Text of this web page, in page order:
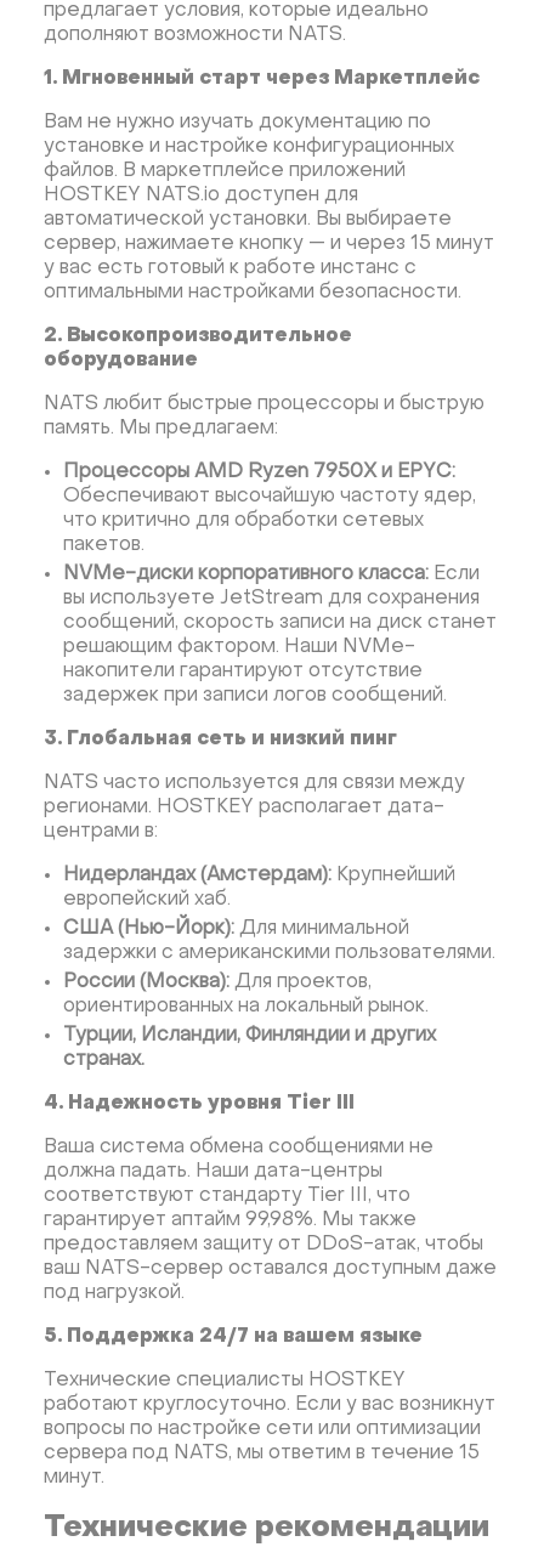
предлагает условия, которые идеально
дополняют возможности NATS.
1. Мгновенный старт через Маркетплейс
Вам не нужно изучать документацию по
установке и настройке конфигурационных
файлов. В маркетплейсе приложений
HOSTKEY NATS.io доступен для
автоматической установки. Вы выбираете
сервер, нажимаете кнопку — и через 15 минут
у вас есть готовый к работе инстанс с
оптимальными настройками безопасности.
2. Высокопроизводительное
оборудование
NATS любит быстрые процессоры и быструю
память. Мы предлагаем:
Процессоры AMD Ryzen 7950X и EPYC:
Обеспечивают высочайшую частоту ядер,
что критично для обработки сетевых
пакетов.
NVMe-диски корпоративного класса: Если
вы используете JetStream для сохранения
сообщений, скорость записи на диск станет
решающим фактором. Наши NVMe-
накопители гарантируют отсутствие
задержек при записи логов сообщений.
3. Глобальная сеть и низкий пинг
NATS часто используется для связи между
регионами. HOSTKEY располагает дата-
центрами в:
Нидерландах (Амстердам): Крупнейший
европейский хаб.
США (Нью-Йорк): Для минимальной
задержки с американскими пользователями.
России (Москва): Для проектов,
ориентированных на локальный рынок.
Турции, Исландии, Финляндии и других
странах.
4. Надежность уровня Tier III
Ваша система обмена сообщениями не
должна падать. Наши дата-центры
соответствуют стандарту Tier III, что
гарантирует аптайм 99,98%. Мы также
предоставляем защиту от DDoS-атак, чтобы
ваш NATS-сервер оставался доступным даже
под нагрузкой.
5. Поддержка 24/7 на вашем языке
Технические специалисты HOSTKEY
работают круглосуточно. Если у вас возникнут
вопросы по настройке сети или оптимизации
сервера под NATS, мы ответим в течение 15
минут.
Технические рекомендации